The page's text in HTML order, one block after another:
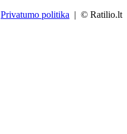
Privatumo politika | © Ratilio.lt